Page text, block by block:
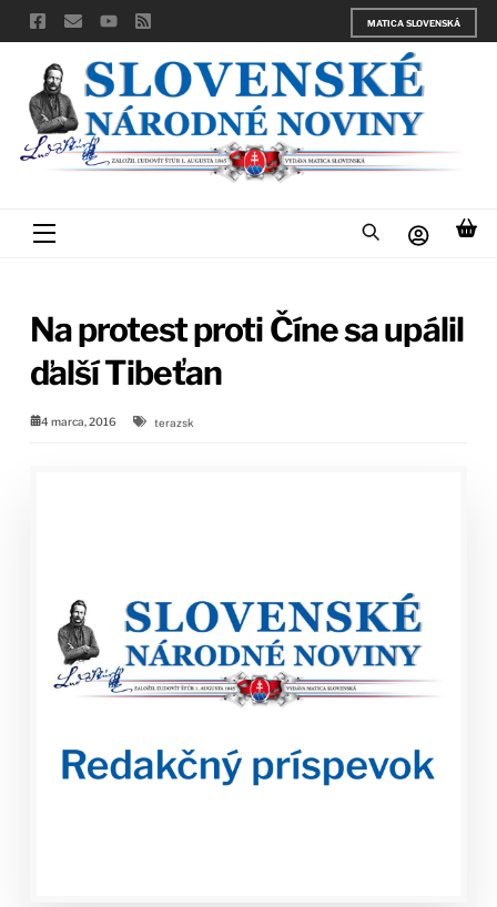
Skip
to
content
MATICA SLOVENSKÁ
Menu
Na protest proti Číne sa upálil
ďalší Tibeťan
4 marca, 2016 terazsk